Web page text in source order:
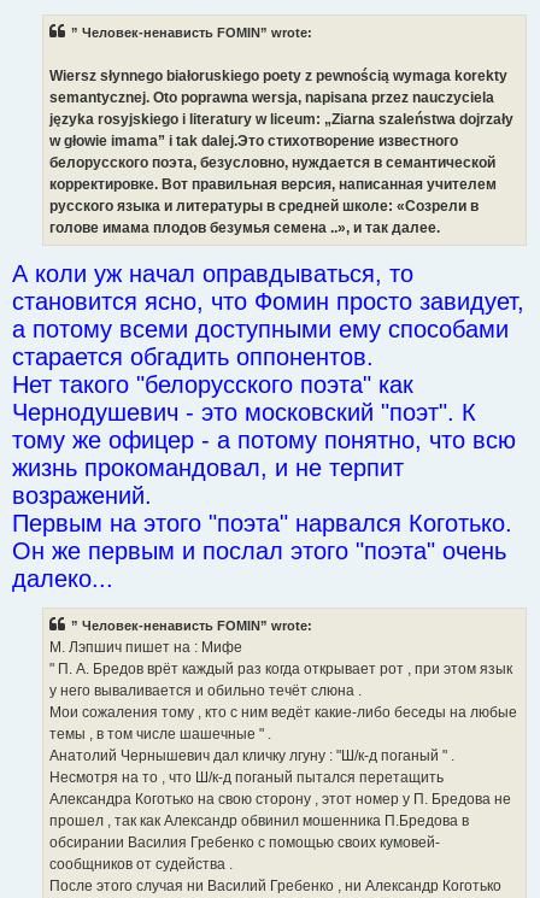
” Человек-ненависть FOMIN” wrote:
Wiersz słynnego białoruskiego poety z pewnością wymaga korekty
semantycznej. Oto poprawna wersja, napisana przez nauczyciela
języka rosyjskiego i literatury w liceum: „Ziarna szaleństwa dojrzały
w głowie imama” i tak dalej.Это стихотворение известного
белорусского поэта, безусловно, нуждается в семантической
корректировке. Вот правильная версия, написанная учителем
русского языка и литературы в средней школе: «Созрели в
голове имама плодов безумья семена ..», и так далее.
А коли уж начал оправдываться, то
становится ясно, что Фомин просто завидует,
а потому всеми доступными ему способами
старается обгадить оппонентов.
Нет такого "белорусского поэта" как
Чернодушевич - это московский "поэт". К
тому же офицер - а потому понятно, что всю
жизнь прокомандовал, и не терпит
возражений.
Первым на этого "поэта" нарвался Коготько.
Он же первым и послал этого "поэта" очень
далеко...
” Человек-ненависть FOMIN” wrote:
М. Лэпшич пишет на : Мифе
" П. А. Бредов врёт каждый раз когда открывает рот , при этом язык
у него вываливается и обильно течёт слюна .
Мои сожаления тому , кто с ним ведёт какие-либо беседы на любые
темы , в том числе шашечные " .
Анатолий Чернышевич дал кличку лгуну : "Ш/к-д поганый " .
Несмотря на то , что Ш/к-д поганый пытался перетащить
Александра Коготько на свою сторону , этот номер у П. Бредова не
прошел , так как Александр обвинил мошенника П.Бредова в
обсирании Василия Гребенко с помощью своих кумовей-
сообщников от судейства .
После этого случая ни Василий Гребенко , ни Александр Коготько